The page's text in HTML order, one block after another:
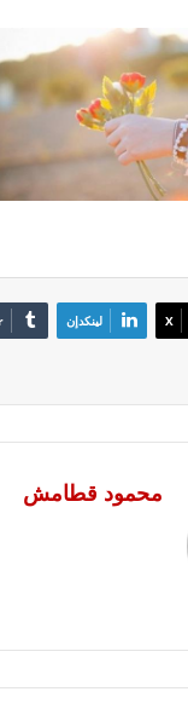
‫X لينكدإن
محمود قطامش